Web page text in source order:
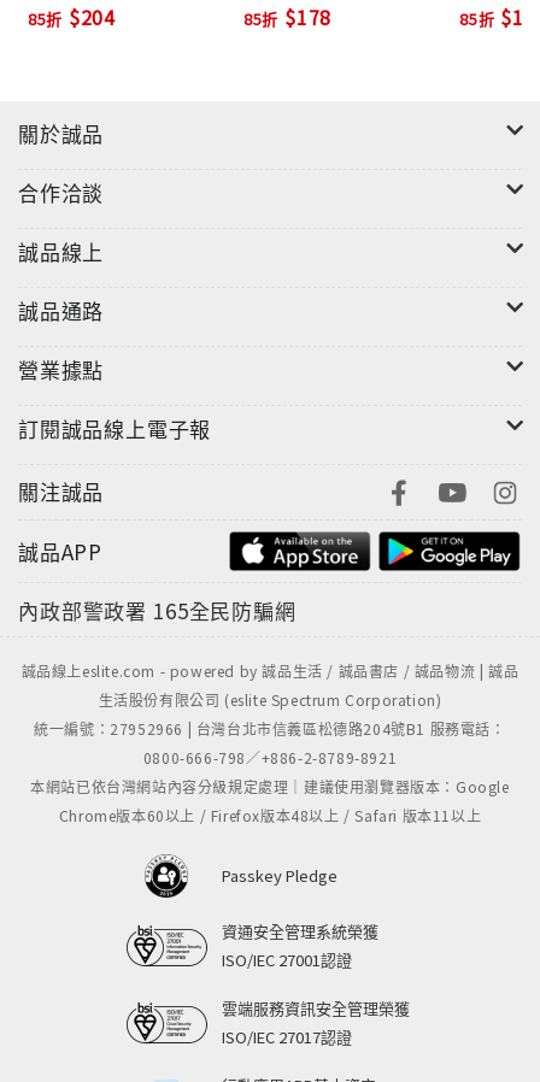
85折 $204 85折 $178 85折
關於誠品
合作洽談
誠品線上
誠品通路
營業據點
訂閱誠品線上電子報
關注誠品
誠品APP
內政部警政署 165全民防騙網
誠品線上eslite.com - powered by 誠品生活 / 誠品書店 / 誠品物流 | 誠品
生活股份有限公司 (eslite Spectrum Corporation)
統一編號：27952966 | 台灣台北市信義區松德路204號B1 服務電話：
0800-666-798／+886-2-8789-8921
本網站已依台灣網站內容分級規定處理｜建議使用瀏覽器版本：Google
Chrome版本60以上 / Firefox版本48以上 / Safari 版本11以上
Passkey Pledge
資通安全管理系統榮獲
ISO/IEC 27001認證
雲端服務資訊安全管理榮獲
ISO/IEC 27017認證